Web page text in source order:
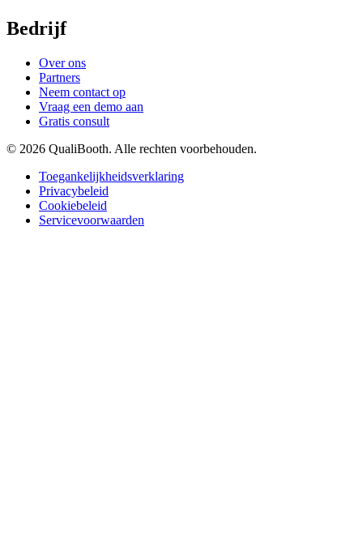
Bedrijf
Over ons
Partners
Neem contact op
Vraag een demo aan
Gratis consult
© 2026 QualiBooth. Alle rechten voorbehouden.
Toegankelijkheidsverklaring
Privacybeleid
Cookiebeleid
Servicevoorwaarden